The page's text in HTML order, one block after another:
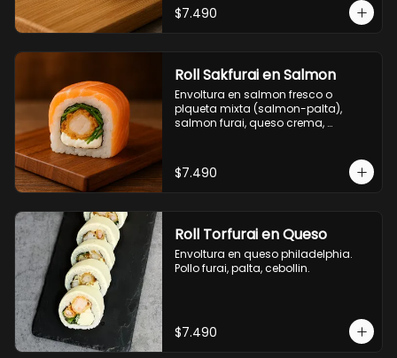
$7.490
Roll Sakfurai en Salmon
Envoltura en salmon fresco o
plqueta mixta (salmon-palta),
salmon furai, queso crema,
$7.490
Roll Torfurai en Queso
Envoltura en queso philadelphia.
Pollo furai, palta, cebollin.
$7.490